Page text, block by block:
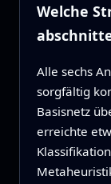
Welche
Alle sechs
sorgfältig
Basisnetz
erreichte